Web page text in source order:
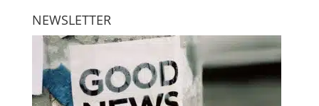
NEWSLETTER